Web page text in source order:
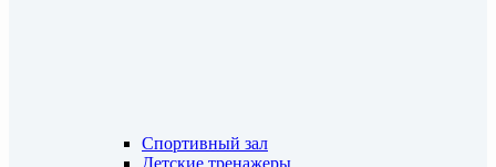
Спортивный зал
Детские тренажеры